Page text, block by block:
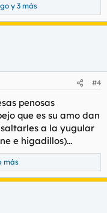
y 3 más
#4
penosas
que es su amo dan
a la yugular
e higadillos)...
más